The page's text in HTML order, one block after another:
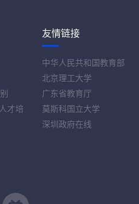
才培
友情链接
中华人民共和国教育部
北京理工大学
广东省教育厅
莫斯科国立大学
深圳政府在线